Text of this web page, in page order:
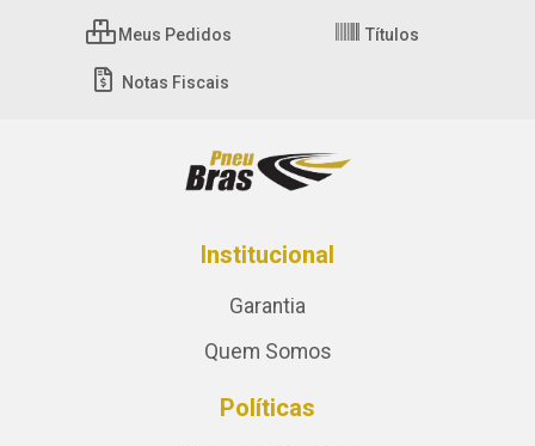
Meus Pedidos Títulos
Notas Fiscais
Institucional
Garantia
Quem Somos
Políticas